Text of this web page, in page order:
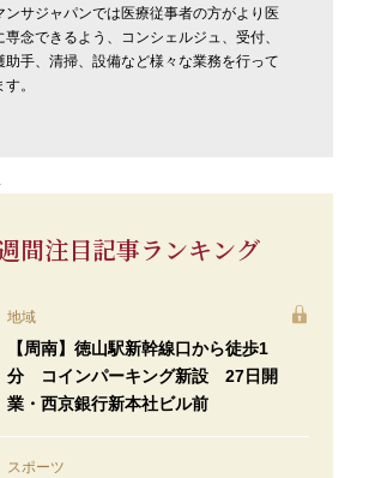
ンサジャパンでは医療従事者の方がより医
専念できるよう、コンシェルジュ、受付、
助手、清掃、設備など様々な業務を行って
。
間注目記事ランキング
地域
【周南】徳山駅新幹線口から徒歩1
分 コインパーキング新設 27日開
業・西京銀行新本社ビル前
スポーツ